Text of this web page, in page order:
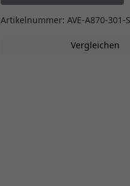
Artikelnummer: AVE-A870-301-
Vergleichen